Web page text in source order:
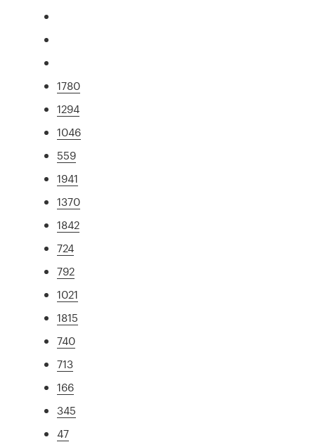
1780
1294
1046
559
1941
1370
1842
724
792
1021
1815
740
713
166
345
47